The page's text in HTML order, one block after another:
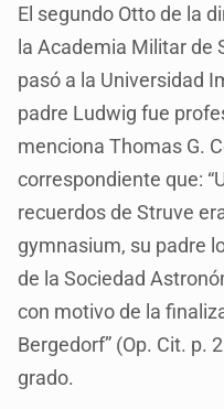
El segundo Otto de la
la Academia Militar de
pasó a la Universidad
padre Ludwig fue
menciona Thomas G.
correspondiente que:
recuerdos de Struve
gymnasium, su padre
de la Sociedad
con motivo de la
Bergedorf” (Op. Cit. p.
grado.